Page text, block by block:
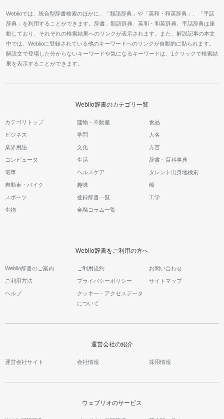
Weblioでは、統合型辞書検索のほかに、「類語辞典」や「英和・和英辞典」、「手話
辞典」を利用することができます。辞書、類語辞典、英和・和英辞典、手話辞典は連
動しており、それぞれの検索結果へのリンクが表示されます。また、解説記事の本文
中では、Weblioに登録されている他のキーワードへのリンクが自動的に貼られます。
解説文で登場した分からないキーワードや気になるキーワードは、1クリックで検索結
果を表示することができます。
Weblio辞書のカテゴリ一覧
カテゴリトップ 建物・不動産 食品
ビジネス 学問 人名
業界用語 文化 方言
コンピュータ 生活 辞書・百科事典
電車 ヘルスケア タレント出身地検索
自動車・バイク 趣味 船
スポーツ 登録辞書一覧 工学
生物 金融コラム一覧
Weblio辞書をご利用の方へ
Weblio辞書のご案内 ご利用規約 お問い合わせ
ご利用方法 プライバシーポリシー サイトマップ
ヘルプ
クッキー・アクセスデータ
について
運営会社の紹介
運営会社サイト 会社情報 採用情報
ウェブリオのサービス